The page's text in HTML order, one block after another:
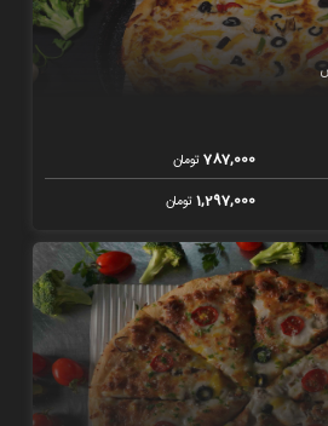
787,000تومان
1,297,000تومان